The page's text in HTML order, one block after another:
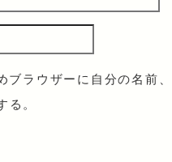
ラウザーに自分の名前、
。